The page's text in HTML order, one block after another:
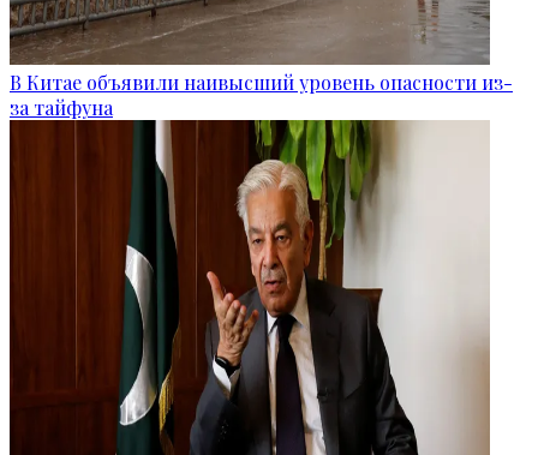
В Китае объявили наивысший уровень опасности из-
за тайфуна